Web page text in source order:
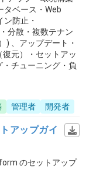
タベース・Web
防止・
分散・複数テナン
) 、アップデート・
元）・セットアッ
チューニング・負
管理者 開発者
アップガイ
のセットアップ